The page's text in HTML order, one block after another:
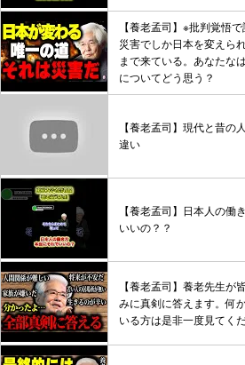
【養老孟司】※批判覚悟で
災害でしか日本を変えら
まで来ている。あなたな
についてどう思う？
【養老孟司】現代と昔の
違い
【養老孟司】日本人の働
いいの？？
【養老孟司】養老先生が
みに真剣に答えます。何
いる方は是非一度見てくだ